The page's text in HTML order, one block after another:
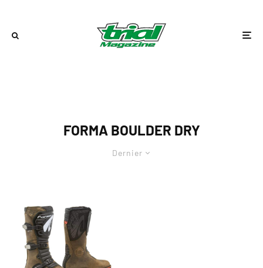
FORMA BOULDER DRY
Dernier